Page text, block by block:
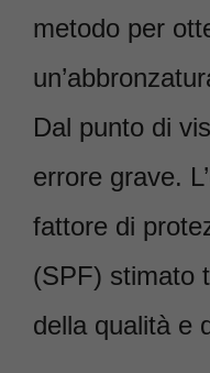
metodo per
Dal punto di
errore grave.
fattore di
(SPF) stimato
della qualità e